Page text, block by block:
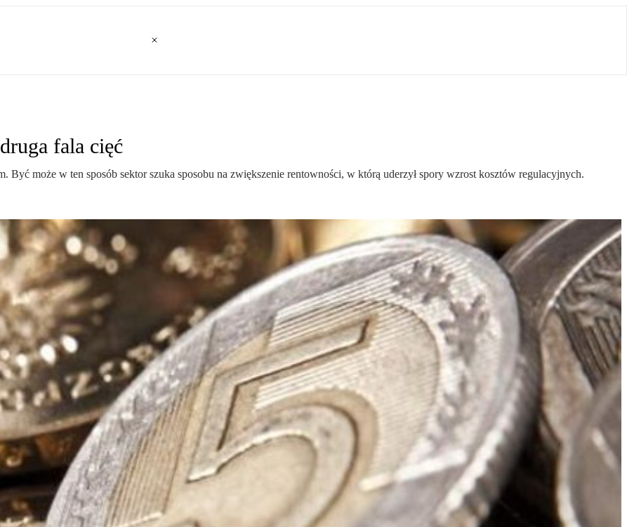
fala cięć
może w ten sposób sektor szuka sposobu na zwiększenie rentowności, w którą uderzył spory wzrost kosztów regulacyjnych.